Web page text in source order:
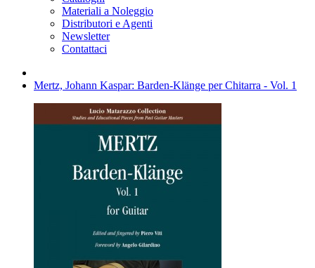
Materiali a Noleggio
Distributori e Agenti
Newsletter
Contattaci
Mertz, Johann Kaspar: Barden-Klänge per Chitarra - Vol. 1